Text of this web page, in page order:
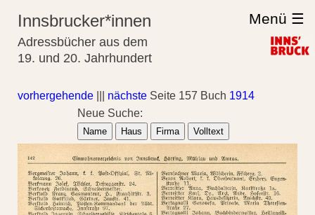
Innsbrucker*innen
Adressbücher aus dem
19. und 20. Jahrhundert
Menü ☰
vorhergehende nächste Seite 157 Buch 1914
Neue Suche:
Name Haus Firma Volltext